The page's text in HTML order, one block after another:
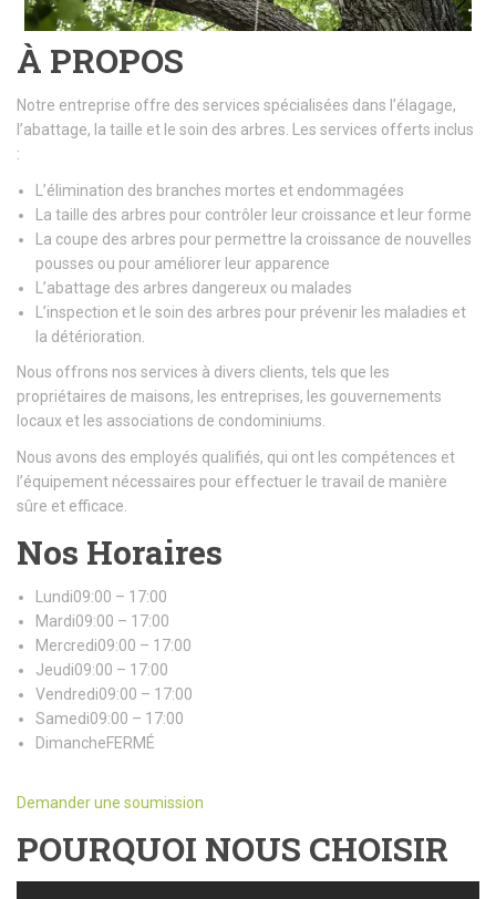
À PROPOS
Notre entreprise offre des services spécialisées dans l’élagage,
l’abattage, la taille et le soin des arbres. Les services offerts inclus
:
L’élimination des branches mortes et endommagées
La taille des arbres pour contrôler leur croissance et leur forme
La coupe des arbres pour permettre la croissance de nouvelles
pousses ou pour améliorer leur apparence
L’abattage des arbres dangereux ou malades
L’inspection et le soin des arbres pour prévenir les maladies et
la détérioration.
Nous offrons nos services à divers clients, tels que les
propriétaires de maisons, les entreprises, les gouvernements
locaux et les associations de condominiums.
Nous avons des employés qualifiés, qui ont les compétences et
l’équipement nécessaires pour effectuer le travail de manière
sûre et efficace.
Nos Horaires
Lundi09:00 – 17:00
Mardi09:00 – 17:00
Mercredi09:00 – 17:00
Jeudi09:00 – 17:00
Vendredi09:00 – 17:00
Samedi09:00 – 17:00
DimancheFERMÉ
Demander une soumission
POURQUOI NOUS CHOISIR